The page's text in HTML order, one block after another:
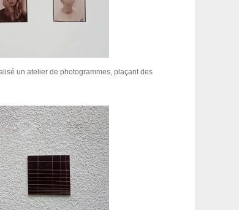
un atelier de photogrammes, plaçant des